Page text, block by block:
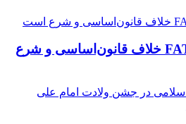
پذیرش قرارداد FATF خلاف قانون‌اساسی و شرع